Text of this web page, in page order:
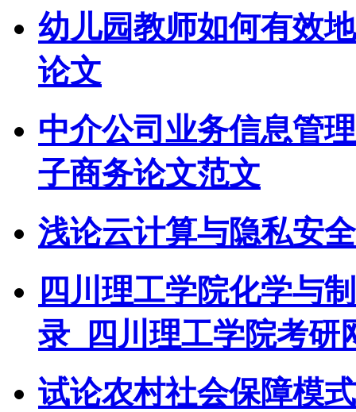
幼儿园教师如何有效
论文
中介公司业务信息管
子商务论文范文
浅论云计算与隐私安
四川理工学院化学与
录_四川理工学院考研
试论农村社会保障模